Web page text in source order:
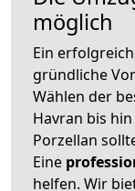
möglich
Ein
gründliche
Wählen der
Havran bis
Porzellan
Eine
helfen. Wir